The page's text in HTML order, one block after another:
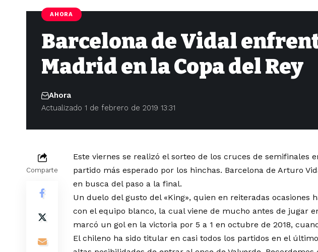
AHORA
Barcelona de Vidal
Madrid en la Copa del Rey
Actualizado 1 de febrero de 2019 13:31
Ahora
Comparte
Este viernes se realizó el sorteo de los cruces de semifinales
partido más esperado por los hinchas. Barcelona de Arturo
en busca del paso a la final.
Un duelo del gusto del «King», quien en reiteradas ocasiones
con el equipo blanco, la cual viene de mucho antes de jugar
marcó un gol en la victoria por 5 a 1 en octubre de 2018,
El chileno ha sido titular en casi todos los partidos en el